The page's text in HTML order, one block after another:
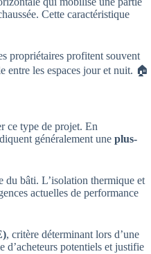
Cette caractéristique
propriétaires profitent souvent
entre les espaces jour et nuit. 🏠
ce type de projet. En
généralement une plus-
du bâti. L’isolation thermique et
actuelles de performance
, critère déterminant lors d’une
d’acheteurs potentiels et justifie